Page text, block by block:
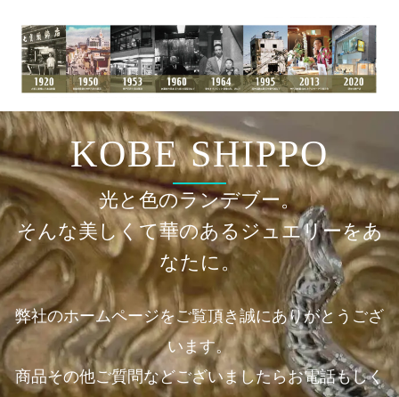
KOBE SHIPPO
光と色のランデブー。
そんな美しくて華のあるジュエリーをあ
なたに。
弊社のホームページをご覧頂き誠にありがとうござ
います。
商品その他ご質問などございましたらお電話もしく